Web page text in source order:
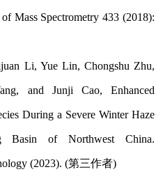
Mass Spectrometry 433 (2018):
Li, Yue Lin, Chongshu Zhu,
and Junji Cao, Enhanced
During a Severe Winter Haze
Basin of Northwest China.
(2023). (第三作者)